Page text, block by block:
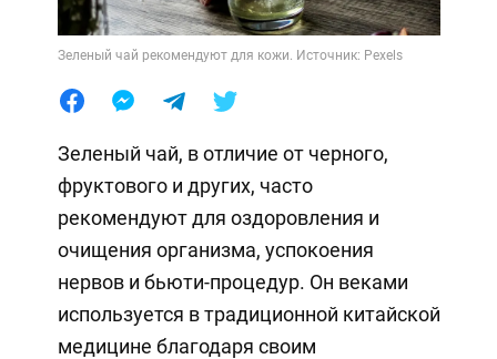
Зеленый чай рекомендуют для кожи. Источник: Pexels
Зеленый чай, в отличие от черного,
фруктового и других, часто
рекомендуют для оздоровления и
очищения организма, успокоения
нервов и бьюти-процедур. Он веками
используется в традиционной китайской
медицине благодаря своим